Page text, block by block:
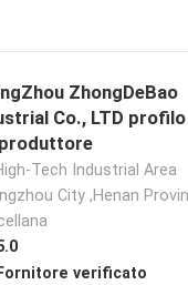
ZhongDeBao
Co., LTD profilo
Tech Industrial Area
City ,Henan
Fornitore verificato